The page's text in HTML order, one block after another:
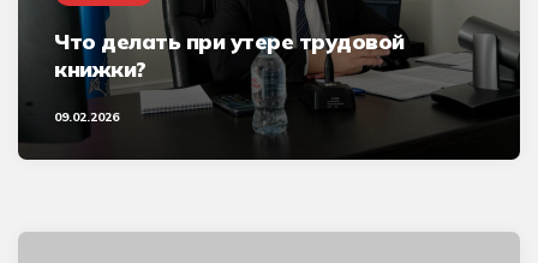
Что делать при утере трудовой
книжки?
09.02.2026